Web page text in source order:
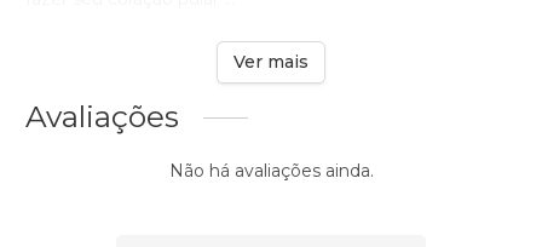
Ver mais
Avaliações
Não há avaliações ainda.